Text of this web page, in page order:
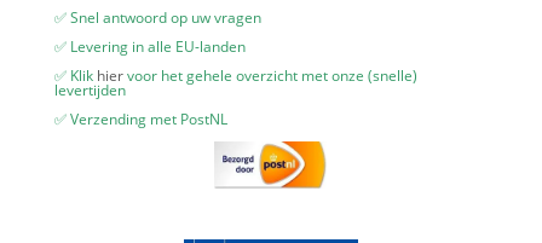
✅ Snel antwoord op uw vragen
✅ Levering in alle EU-landen
✅ Klik hiervoor het gehele overzicht met onze (snelle)
levertijden
✅ Verzending met PostNL